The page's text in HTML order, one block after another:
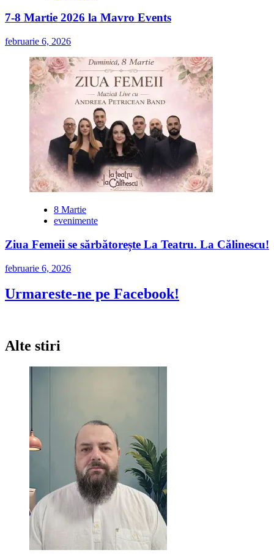
7-8 Martie 2026 la Mavro Events
februarie 6, 2026
8 Martie
evenimente
Ziua Femeii se sărbătorește La Teatru. La Călinescu!
februarie 6, 2026
Urmareste-ne pe Facebook!
Alte stiri